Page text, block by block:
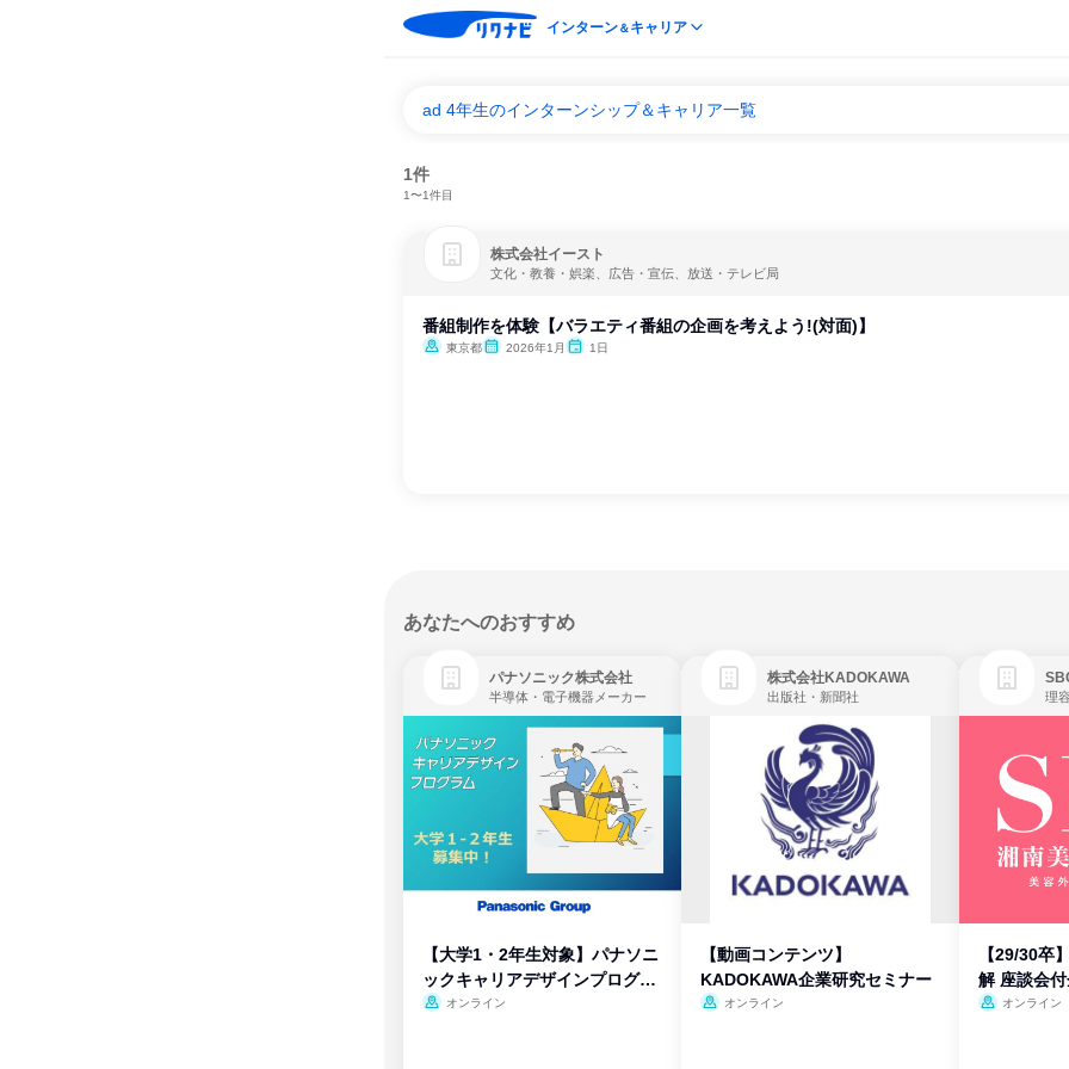
インターン＆キャリア
ad 4年生のインターンシップ＆キャリア一覧
1件
1〜1件目
株式会社イースト
文化・教養・娯楽、広告・宣伝、放送・テレビ局
番組制作を体験【バラエティ番組の企画を考えよう!(対面)】
東京都 2026年1月 1日
あなたへのおすすめ
パナソニック株式会社
半導体・電子機器メーカー
【大学1・2年生対象】パナソニ
ックキャリアデザインプログラ
ム
オンライン
株式会社KADOKAWA
出版社・新聞社
【動画コンテンツ】
KADOKAWA企業研究セミナー
オンライン
【29/30卒
解 座談会
オンライン